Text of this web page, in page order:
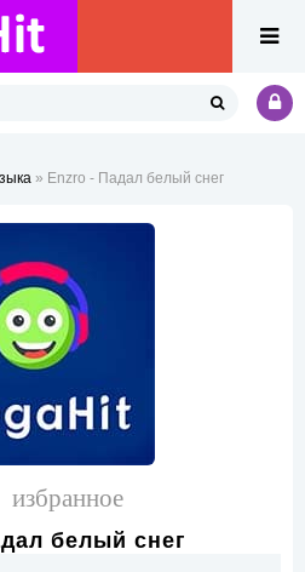
» Enzro - Падал белый снег
белый снег